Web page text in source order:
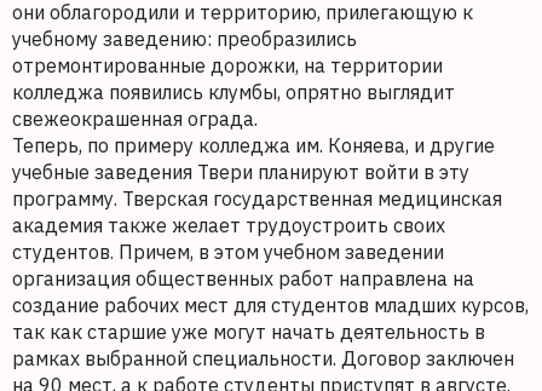
они облагородили и территорию, прилегающую к
учебному заведению: преобразились
отремонтированные дорожки, на территории
колледжа появились клумбы, опрятно выглядит
свежеокрашенная ограда.
Теперь, по примеру колледжа им. Коняева, и другие
учебные заведения Твери планируют войти в эту
программу. Тверская государственная медицинская
академия также желает трудоустроить своих
студентов. Причем, в этом учебном заведении
организация общественных работ направлена на
создание рабочих мест для студентов младших курсов,
так как старшие уже могут начать деятельность в
рамках выбранной специальности. Договор заключен
на 90 мест, а к работе студенты приступят в августе.